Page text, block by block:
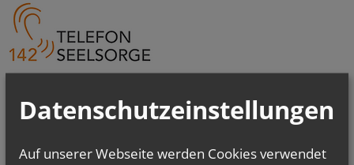
KALENDER
Datenschutzeinstellungen
Auf unserer Webseite werden Cookies verwendet